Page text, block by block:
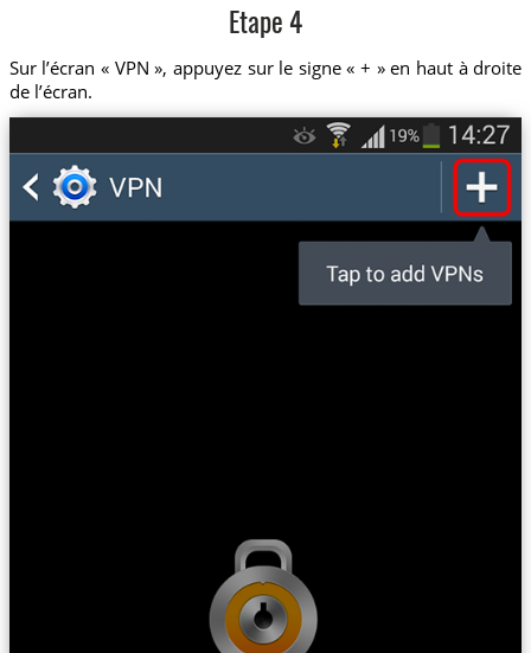
Etape 4
Sur l’écran « VPN », appuyez sur le signe « + » en haut à droite
de l’écran.